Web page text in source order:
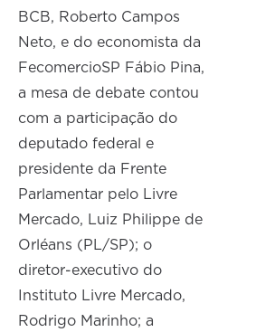
BCB, Roberto Campos
Neto, e do economista da
FecomercioSP Fábio Pina,
a mesa de debate contou
com a participação do
deputado federal e
presidente da Frente
Parlamentar pelo Livre
Mercado, Luiz Philippe de
Orléans (PL/SP); o
diretor-executivo do
Instituto Livre Mercado,
Rodrigo Marinho; a